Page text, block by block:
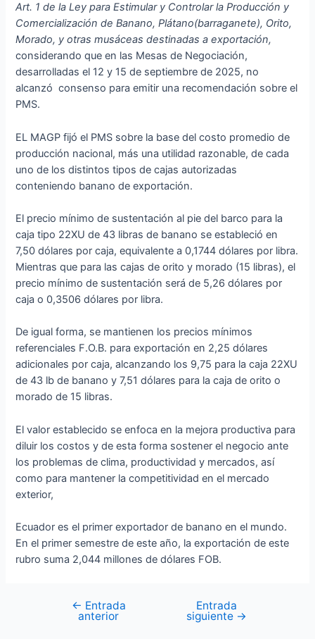
Art. 1 de la Ley para Estimular y Controlar la Producción y
Comercialización de Banano, Plátano(barraganete), Orito,
Morado, y otras musáceas destinadas a exportación,
considerando que en las Mesas de Negociación,
desarrolladas el 12 y 15 de septiembre de 2025, no
alcanzó consenso para emitir una recomendación sobre el
PMS.
EL MAGP fijó el PMS sobre la base del costo promedio de
producción nacional, más una utilidad razonable, de cada
uno de los distintos tipos de cajas autorizadas
conteniendo banano de exportación.
El precio mínimo de sustentación al pie del barco para la
caja tipo 22XU de 43 libras de banano se estableció en
7,50 dólares por caja, equivalente a 0,1744 dólares por libra.
Mientras que para las cajas de orito y morado (15 libras), el
precio mínimo de sustentación será de 5,26 dólares por
caja o 0,3506 dólares por libra.
De igual forma, se mantienen los precios mínimos
referenciales F.O.B. para exportación en 2,25 dólares
adicionales por caja, alcanzando los 9,75 para la caja 22XU
de 43 lb de banano y 7,51 dólares para la caja de orito o
morado de 15 libras.
El valor establecido se enfoca en la mejora productiva para
diluir los costos y de esta forma sostener el negocio ante
los problemas de clima, productividad y mercados, así
como para mantener la competitividad en el mercado
exterior,
Ecuador es el primer exportador de banano en el mundo.
En el primer semestre de este año, la exportación de este
rubro suma 2,044 millones de dólares FOB.
← Entrada
anterior
Entrada
siguiente →